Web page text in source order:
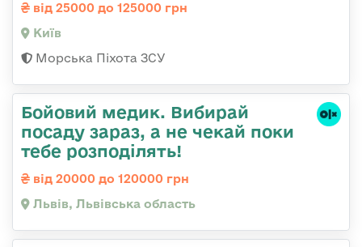
від 25000 до 125000 грн
Київ
Морська Піхота ЗСУ
Бойовий медик. Вибирай
посаду зараз, а не чекай поки
тебе розподілять!
від 20000 до 120000 грн
Львів, Львівська область